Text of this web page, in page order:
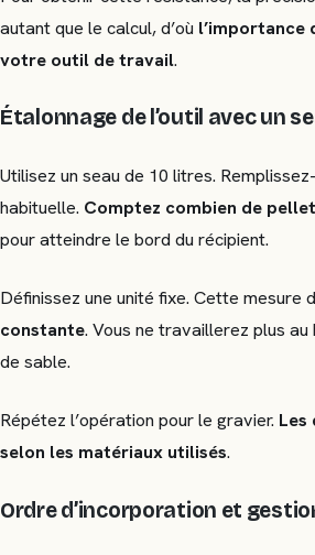
autant que le calcul, d’où l’importance
votre outil de travail.
Étalonnage de l’outil avec un
Utilisez un seau de 10 litres.
habituelle. Comptez combien de
pour atteindre le bord du récipient.
Définissez une unité fixe. Cette mesure
constante. Vous ne travaillerez plus
de sable.
Répétez l’opération pour le gravier. Les
selon les matériaux utilisés.
Ordre d’incorporation et